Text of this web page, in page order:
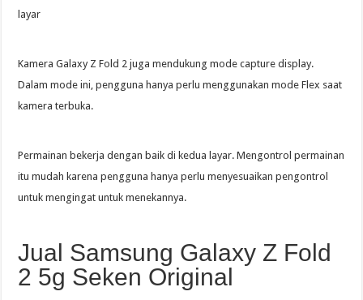
layar
Kamera Galaxy Z Fold 2 juga mendukung mode capture display.
Dalam mode ini, pengguna hanya perlu menggunakan mode Flex saat
kamera terbuka.
Permainan bekerja dengan baik di kedua layar. Mengontrol permainan
itu mudah karena pengguna hanya perlu menyesuaikan pengontrol
untuk mengingat untuk menekannya.
Jual Samsung Galaxy Z Fold
2 5g Seken Original